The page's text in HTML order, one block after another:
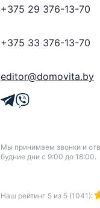
+375 29 376-13-70
+375 33 376-13-70
editor@domovita.by
Мы принимаем звонки и
будние дни с 9:00 до 18:00.
Наш рейтинг 5 из 5 (1041 ):